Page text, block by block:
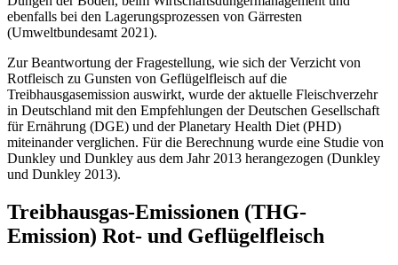
ebenfalls bei den Lagerungsprozessen von Gärresten
(Umweltbundesamt 2021).
Zur Beantwortung der Fragestellung, wie sich der Verzicht von
Rotfleisch zu Gunsten von Geflügelfleisch auf die
Treibhausgasemission auswirkt, wurde der aktuelle Fleischverzehr
in Deutschland mit den Empfehlungen der Deutschen Gesellschaft
für Ernährung (DGE) und der Planetary Health Diet (PHD)
miteinander verglichen. Für die Berechnung wurde eine Studie von
Dunkley und Dunkley aus dem Jahr 2013 herangezogen (Dunkley
und Dunkley 2013).
Treibhausgas-Emissionen (THG-
Emission) Rot- und Geflügelfleisch